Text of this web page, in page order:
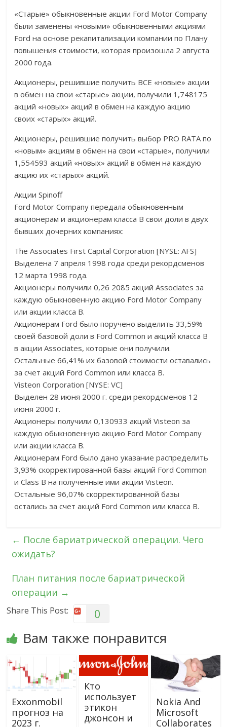
«Старые» обыкновенные акции Ford Motor Company
были заменены «новыми» обыкновенными акциями
Ford на основе рекапитализации компании по Плану
повышения стоимости, которая произошла 2 августа
2000 года.
Акционеры, решившие получить ВСЕ «новые» акции
в обмен на свои «старые» акции, получили 1,748175
акций «новых» акций в обмен на каждую акцию
своих «старых» акций.
Акционеры, решившие получить выбор PRO RATA по
«новым» акциям в обмен на свои «старые», получили
1,554593 акций «новых» акций в обмен на каждую
акцию их «старых» акций.
Акции Spinoff
Ford Motor Company передала обыкновенным
акционерам и акционерам класса B свои доли в двух
бывших дочерних компаниях:
The Associates First Capital Corporation [NYSE: AFS]
Выделена 7 апреля 1998 года среди рекордсменов
12 марта 1998 года.
Акционеры получили 0,26 2085 акций Associates за
каждую обыкновенную акцию Ford Motor Company
или акции класса B.
Акционерам Ford было поручено выделить 33,59%
своей базовой доли в Ford Common и акций класса B
в акции Associates, которые они получили.
Остальные 66,41% их базовой стоимости оставались
за счет акций Ford Common или класса B.
Visteon Corporation [NYSE: VC]
Выделен 28 июня 2000 г. среди рекордсменов 12
июня 2000 г.
Акционеры получили 0,130933 акций Visteon за
каждую обыкновенную акцию Ford Motor Company
или акции класса B.
Акционерам Ford было дано указание распределить
3,93% скорректированной базы акций Ford Common
и Class B на полученные ими акции Visteon.
Остальные 96,07% скорректированной базы
остались за счет акций Ford Common или класса B.
← После бариатрической операции. Чего
ожидать?
План питания после бариатрической
операции →
Share This Post: 0
Вам также понравится
Exxonmobil
прогноз на
2023 г.
Кто
использует
этикон
джонсон и
Nokia And
Microsoft
Collaborates